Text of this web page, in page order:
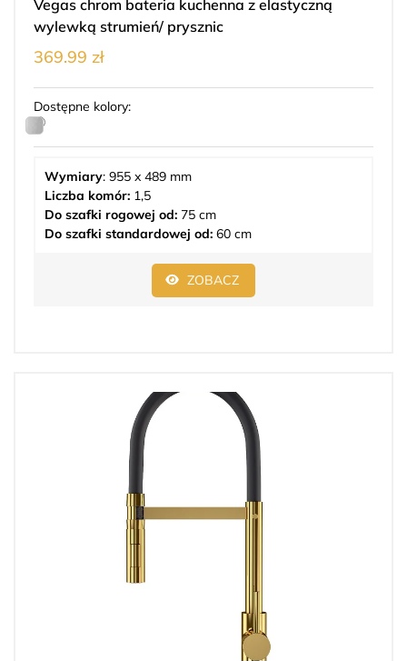
Vegas chrom bateria kuchenna z elastyczną
wylewką strumień/ prysznic
369.99 zł
Dostępne kolory:
Wymiary: 955 x 489 mm
Liczba komór: 1,5
Do szafki rogowej od: 75 cm
Do szafki standardowej od: 60 cm
ZOBACZ